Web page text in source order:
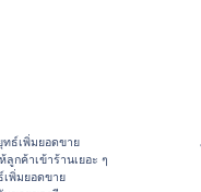
ทธ์เพิ่มยอดขาย
ลูกค้าเข้าร้านเยอะ ๆ
เพิ่มยอดขาย